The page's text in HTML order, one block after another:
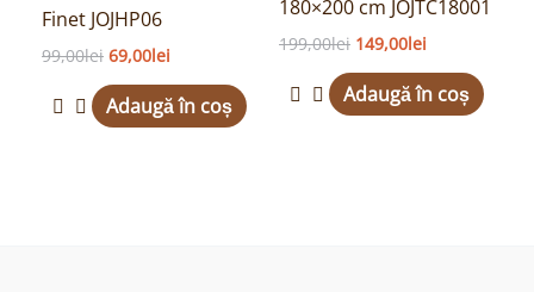
Finet JOJHP06
99,00lei 69,00lei
Adaugă în coș
180×200 cm JOJTC18001
199,00lei 149,00lei
Adaugă în coș